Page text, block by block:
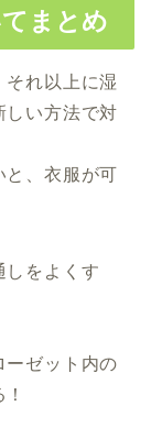
まとめ
それ以上に湿
しい方法で対
と、衣服が可
しをよくす
ーゼット内の